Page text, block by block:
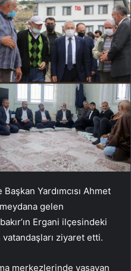
Yardımcısı Ahmet
gelen
Ergani ilçesindeki
ziyaret etti.
merkezlerinde yaşayan